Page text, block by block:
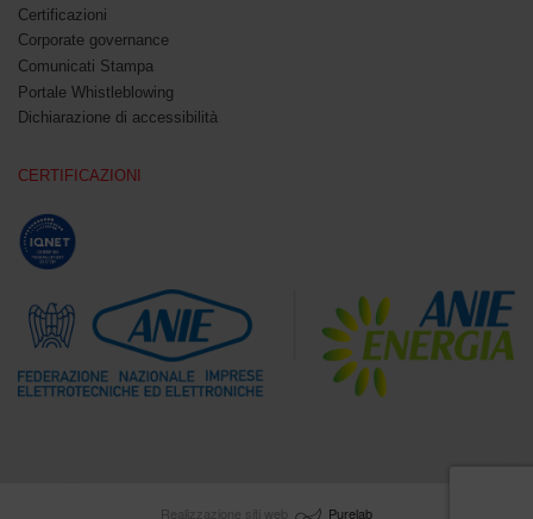
Certificazioni
Corporate governance
Comunicati Stampa
Portale Whistleblowing
Dichiarazione di accessibilità
CERTIFICAZIONI
Realizzazione siti web Purelab